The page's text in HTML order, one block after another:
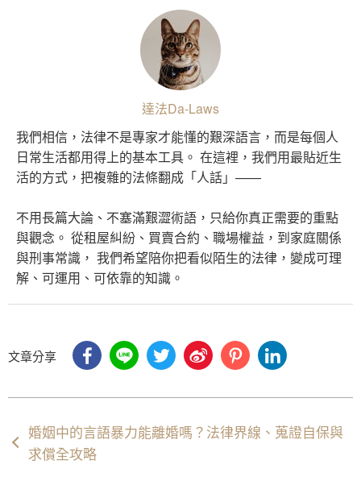
達法Da-Laws
我們相信，法律不是專家才能懂的艱深語言，而是每個人
日常生活都用得上的基本工具。 在這裡，我們用最貼近生
活的方式，把複雜的法條翻成「人話」——
不用長篇大論、不塞滿艱澀術語，只給你真正需要的重點
與觀念。 從租屋糾紛、買賣合約、職場權益，到家庭關係
與刑事常識， 我們希望陪你把看似陌生的法律，變成可理
解、可運用、可依靠的知識。
文章分享
婚姻中的言語暴力能離婚嗎？法律界線、蒐證自保與
求償全攻略